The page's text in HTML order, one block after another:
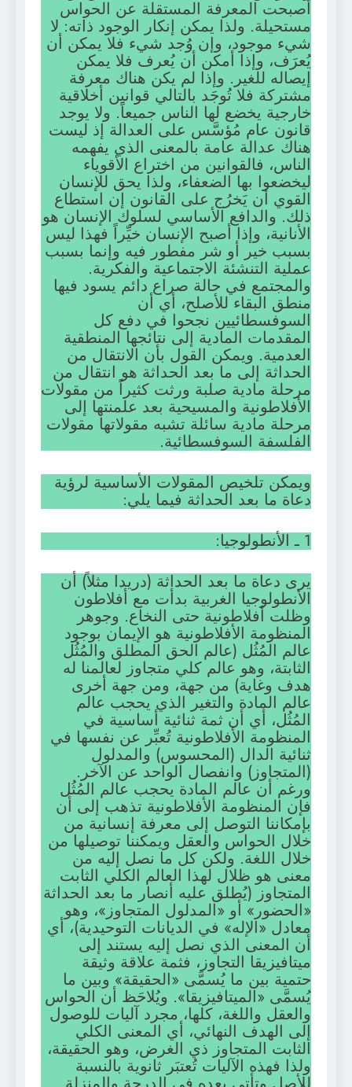
أصبحت المعرفة المستقلة عن الحواس
مستحيلة. ولذا يمكن إنكار الوجود ذاته: لا
شيء موجود، وإن وُجد شيء فلا يمكن أن
يُعرَف، وإذا أمكن أن يُعرف فلا يمكن
إيصاله للغير. وإذا لم يكن هناك معرفة
مشتركة فلا تُوجَد بالتالي قوانين أخلاقية
خارجية يخضع لها الناس جميعاً. ولا يوجد
قانون عام مُؤسَّس على العدالة إذ ليست
هناك عدالة عامة بالمعنى الذي يفهمه
الناس، فالقوانين من اختراع الأقوياء
ليخضعوا بها الضعفاء، ولذا يحق للإنسان
القوي أن يَخرُج على القانون إن استطاع
ذلك. والدافع الأساسي لسلوك الإنسان هو
الأنانية، وإذا أصبح الإنسان خيِّراً فهذا ليس
بسبب خير أو شر مفطور فيه وإنما بسبب
عملية التنشئة الاجتماعية والفكرية.
والمجتمع في حالة صراع دائم يسود فيها
منطق البقاء للأصلح، أي أن
السوفسطائيين نجحوا في دفع كل
المقدمات المادية إلى نتائجها المنطقية
العدمية. ويمكن القول بأن الانتقال من
الحداثة إلى ما بعد الحداثة هو انتقال من
مرحلة مادية صلبة ورثت كثيراً من مقولات
الأفلاطونية والمسيحية بعد علمنتها إلى
مرحلة مادية سائلة تشبه مقولاتها مقولات
الفلسفة السوفسطائية.
ويمكن تلخيص المقولات الأساسية لرؤية
دعاة ما بعد الحداثة فيما يلي:
1 ـ الأنطولوجيا:
يرى دعاة ما بعد الحداثة (دريدا مثلاً) أن
الأنطولوجيا الغربية بدأت مع أفلاطون
وظلت أفلاطونية حتى النخاع. وجوهر
المنظومة الأفلاطونية هو الإيمان بوجود
عالم المُثُل (عالم الحق المطلق والمُثُل
الثابتة، وهو عالم كلي متجاوز لعالمنا له
هدف وغاية) من جهة، ومن جهة أخرى
عالم المادة والتغير الذي يحجب عالم
المُثُل، أي أن ثمة ثنائية أساسية في
المنظومة الأفلاطونية تُعبِّر عن نفسها في
ثنائية الدال (المحسوس) والمدلول
(المتجاوز) وانفصال الواحد عن الآخر.
ورغم أن عالم المادة يحجب عالم المُثُل
فإن المنظومة الأفلاطونية تذهب إلى أن
بإمكاننا التوصل إلى معرفة إنسانية من
خلال الحواس والعقل ويمكننا توصيلها من
خلال اللغة. ولكن كل ما نصل إليه من
معنى هو ظلال لهذا العالم الكلي الثابت
المتجاوز (يُطلق عليه أنصار ما بعد الحداثة
«الحضور» أو «المدلول المتجاوز»، وهو
معادل «الإله» في الديانات التوحيدية)، أي
أن المعنى الذي نصل إليه يستند إلى
ميتافيزيقا التجاوز، فثمة علاقة وثيقة
حتمية بين ما يُسمَّى «الحقيقة» وبين ما
يُسمَّى «الميتافيزيقا». ويُلاحَظ أن الحواس
والعقل واللغة، كلها، مجرد آليات للوصول
إلى الهدف النهائي، أي المعنى الكلي
الثابت المتجاوز ذي الغرض، وهو الحقيقة،
ولذا فهذه الآليات تُعتبَر ثانوية بالنسبة